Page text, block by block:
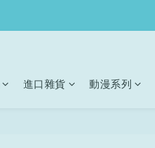
進口雜貨 動漫系列